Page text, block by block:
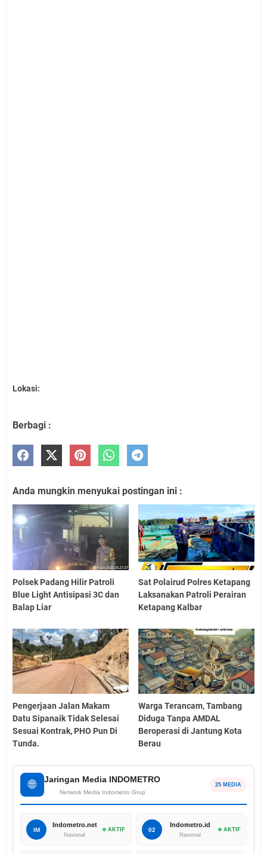
Lokasi:
Berbagi :
Anda mungkin menyukai postingan ini :
Polsek Padang Hilir Patroli
Blue Light Antisipasi 3C dan
Balap Liar
Sat Polairud Polres Ketapang
Laksanakan Patroli Perairan
Ketapang Kalbar
Pengerjaan Jalan Makam
Datu Sipanaik Tidak Selesai
Sesuai Kontrak, PHO Pun Di
Tunda.
Warga Terancam, Tambang
Diduga Tanpa AMDAL
Beroperasi di Jantung Kota
Berau
🌐 Jaringan Media INDOMETRO
Network Media Indometro Grup
25 MEDIA
IM
Indometro.net
Nasional
AKTIF 02
Indometro.id
Nasional
AKTIF